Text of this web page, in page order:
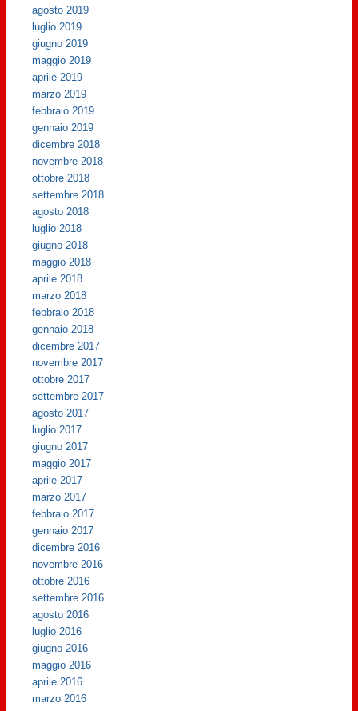
agosto 2019
luglio 2019
giugno 2019
maggio 2019
aprile 2019
marzo 2019
febbraio 2019
gennaio 2019
dicembre 2018
novembre 2018
ottobre 2018
settembre 2018
agosto 2018
luglio 2018
giugno 2018
maggio 2018
aprile 2018
marzo 2018
febbraio 2018
gennaio 2018
dicembre 2017
novembre 2017
ottobre 2017
settembre 2017
agosto 2017
luglio 2017
giugno 2017
maggio 2017
aprile 2017
marzo 2017
febbraio 2017
gennaio 2017
dicembre 2016
novembre 2016
ottobre 2016
settembre 2016
agosto 2016
luglio 2016
giugno 2016
maggio 2016
aprile 2016
marzo 2016